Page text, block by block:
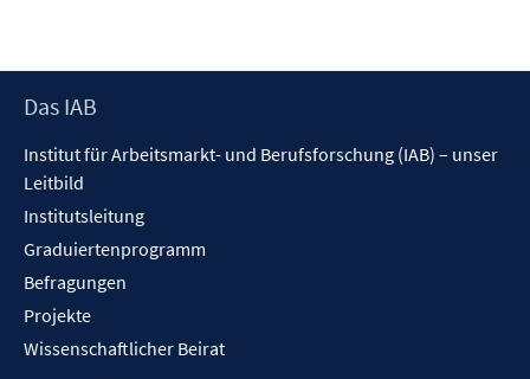
Footer
Das IAB
Institut für Arbeitsmarkt- und Berufsforschung (IAB) – unser
Leitbild
Institutsleitung
Graduiertenprogramm
Befragungen
Projekte
Wissenschaftlicher Beirat